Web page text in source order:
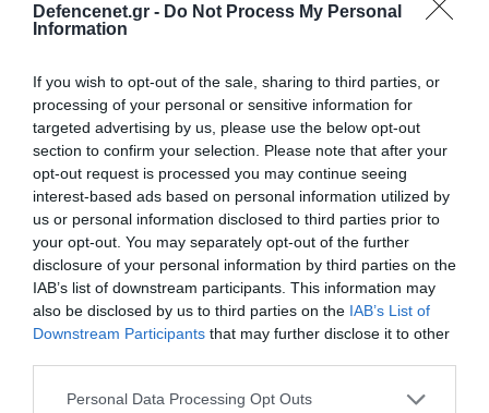
Defencenet.gr - Do Not Process My Personal
Information
If you wish to opt-out of the sale, sharing to third parties, or
processing of your personal or sensitive information for
targeted advertising by us, please use the below opt-out
section to confirm your selection. Please note that after your
opt-out request is processed you may continue seeing
interest-based ads based on personal information utilized by
us or personal information disclosed to third parties prior to
your opt-out. You may separately opt-out of the further
disclosure of your personal information by third parties on the
IAB’s list of downstream participants. This information may
also be disclosed by us to third parties on the IAB’s List of
Downstream Participants that may further disclose it to other
Please note that this website/app uses one or more Google
Personal Data Processing Opt Outs
05.08.2026 | 15:02
Ρωσικός πύραυλος με κεφαλή διασποράς
κατέστρεψε ολοσχερώς ένα από τα
μεγαλύτερα κέντρα διανομής στο Κίεβο